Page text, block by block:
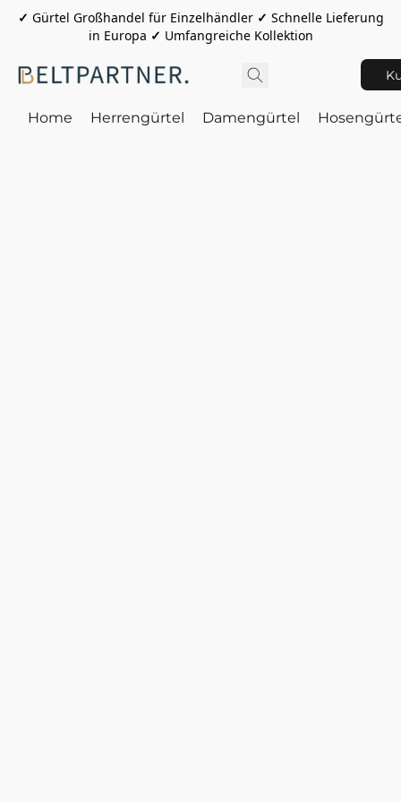
✓ Gürtel Großhandel für Einzelhändler ✓ Schnelle Lieferung
in Europa ✓ Umfangreiche Kollektion
Home Herrengürtel Damengürtel